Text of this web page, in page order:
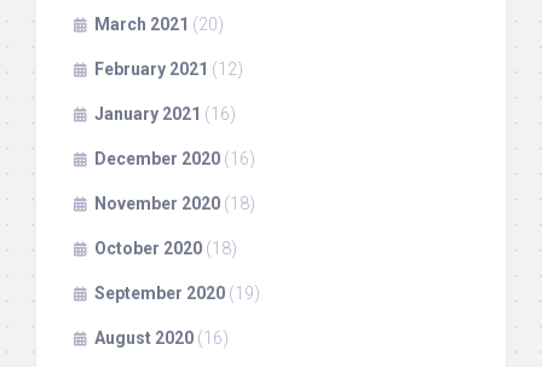
March 2021 (20)
February 2021 (12)
January 2021 (16)
December 2020 (16)
November 2020 (18)
October 2020 (18)
September 2020 (19)
August 2020 (16)